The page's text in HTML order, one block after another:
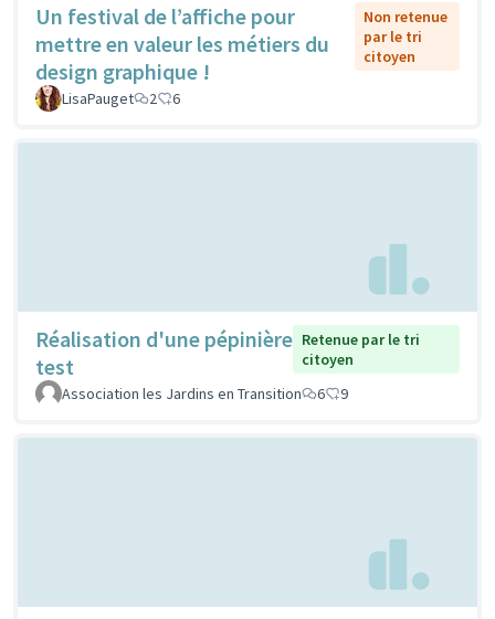
Un festival de l’affiche pour
mettre en valeur les métiers du
design graphique !
Non retenue
par le tri
citoyen
LisaPauget 2 6
Réalisation d'une pépinière
test
Retenue par le tri
citoyen
Association les Jardins en Transition
6 9